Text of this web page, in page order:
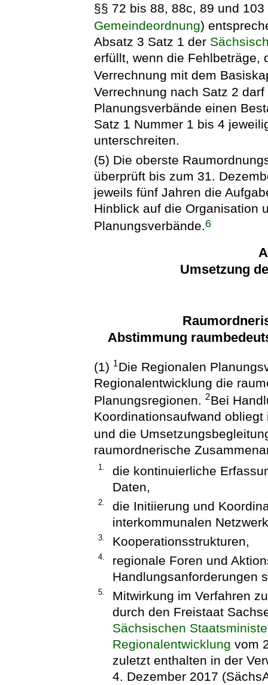
§§ 72 bis 88, 88c, 89 und
Gemeindeordnung)
Absatz 3 Satz 1 der
erfüllt, wenn die Fehlbeträge,
Verrechnung mit dem
Verrechnung nach Satz 2
Planungsverbände einen
Satz 1 Nummer 1 bis 4
unterschreiten.
(5) Die oberste
überprüft bis zum 31.
jeweils fünf Jahren die
Hinblick auf die Organisation
Planungsverbände.6
Umsetzung
Abstimmung
(1) 1Die Regionalen
Regionalentwicklung die
Planungsregionen.2Bei
Koordinationsaufwand
und die
raumordnerische
1.
die kontinuierliche
Daten,
2.
die Initiierung und
interkommunalen
3. Kooperationsstrukturen,
4.
regionale Foren und
Handlungsanforderungen
5.
Mitwirkung im Verfahren
durch den Freistaat
Sächsischen
Regionalentwicklung vom
zuletzt enthalten in der
4. Dezember 2017